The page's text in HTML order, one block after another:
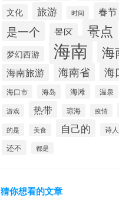
文化 旅游 时间 春节
是一个 景区 景点
梦幻西游 海南 海
海南旅游 海南省 海
海口市 海岛 海滩 温泉
游戏 热带 琼海 疫情
的是 美食 自己的 诗人
还不 都是
猜你想看的文章